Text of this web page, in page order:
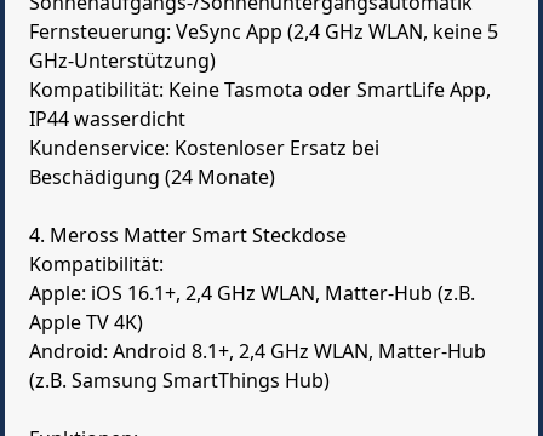
Fernsteuerung: VeSync App (2,4 GHz WLAN, keine 5
GHz-Unterstützung)
Kompatibilität: Keine Tasmota oder SmartLife App,
IP44 wasserdicht
Kundenservice: Kostenloser Ersatz bei
Beschädigung (24 Monate)
4. Meross Matter Smart Steckdose
Kompatibilität:
Apple: iOS 16.1+, 2,4 GHz WLAN, Matter-Hub (z.B.
Apple TV 4K)
Android: Android 8.1+, 2,4 GHz WLAN, Matter-Hub
(z.B. Samsung SmartThings Hub)